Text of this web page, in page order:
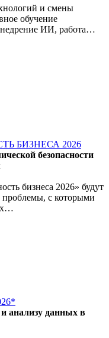
и смены
обучение
ИИ, работа…
БИЗНЕСА 2026
безопасности
бизнеса 2026» будут
проблемы, с которыми
анализу данных в